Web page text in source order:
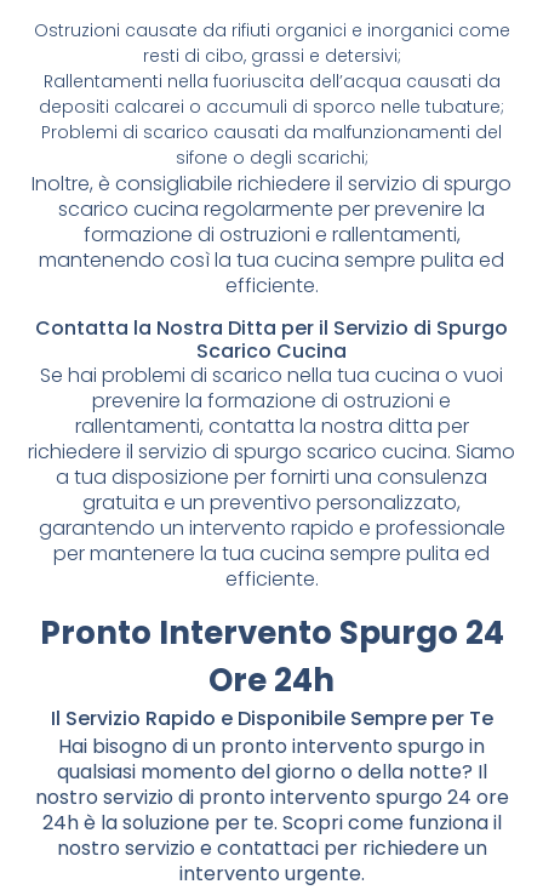
Ostruzioni causate da rifiuti organici e inorganici come
resti di cibo, grassi e detersivi;
Rallentamenti nella fuoriuscita dell’acqua causati da
depositi calcarei o accumuli di sporco nelle tubature;
Problemi di scarico causati da malfunzionamenti del
sifone o degli scarichi;
Inoltre, è consigliabile richiedere il servizio di spurgo
scarico cucina regolarmente per prevenire la
formazione di ostruzioni e rallentamenti,
mantenendo così la tua cucina sempre pulita ed
efficiente.
Contatta la Nostra Ditta per il Servizio di Spurgo
Scarico Cucina
Se hai problemi di scarico nella tua cucina o vuoi
prevenire la formazione di ostruzioni e
rallentamenti, contatta la nostra ditta per
richiedere il servizio di spurgo scarico cucina. Siamo
a tua disposizione per fornirti una consulenza
gratuita e un preventivo personalizzato,
garantendo un intervento rapido e professionale
per mantenere la tua cucina sempre pulita ed
efficiente.
Pronto Intervento Spurgo 24
Ore 24h
Il Servizio Rapido e Disponibile Sempre per Te
Hai bisogno di un pronto intervento spurgo in
qualsiasi momento del giorno o della notte? Il
nostro servizio di pronto intervento spurgo 24 ore
24h è la soluzione per te. Scopri come funziona il
nostro servizio e contattaci per richiedere un
intervento urgente.